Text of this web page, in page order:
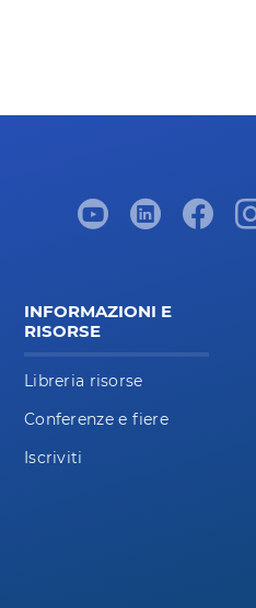
INFORMAZIONI E
RISORSE
Libreria risorse
Conferenze e fiere
Iscriviti